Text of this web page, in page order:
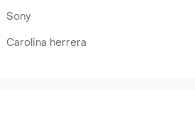
Sony
Carolina herrera